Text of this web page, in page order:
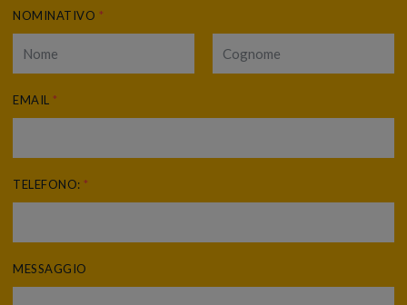
NOMINATIVO *
EMAIL *
TELEFONO: *
MESSAGGIO